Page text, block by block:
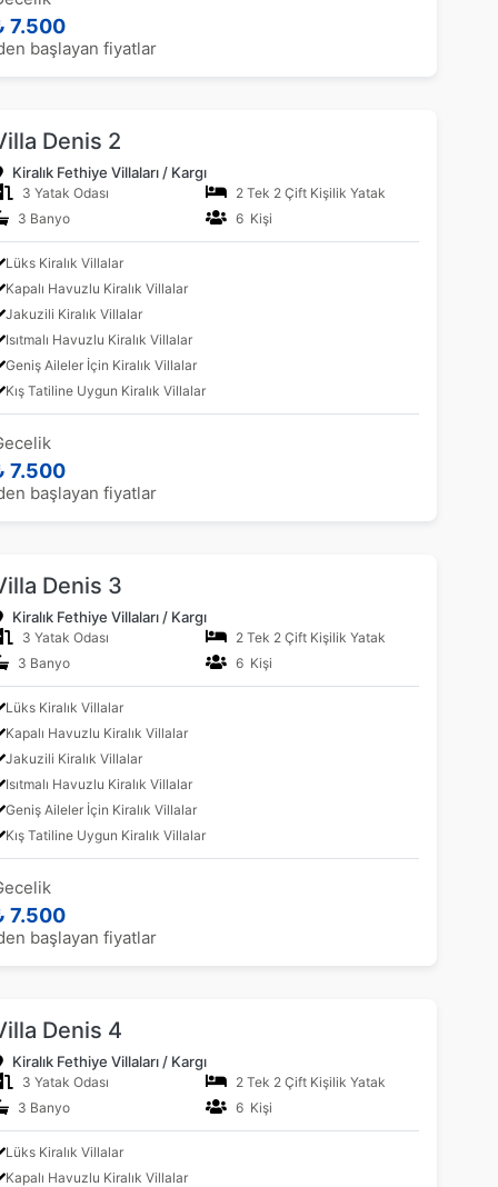
7.500
başlayan fiyatlar
Denis 2
Kiralık Fethiye Villaları / Kargı
3 Yatak Odası
2 Tek 2 Çift Kişilik Yatak
3 Banyo
6 Kişi
Lüks Kiralık Villalar
Kapalı Havuzlu Kiralık Villalar
Jakuzili Kiralık Villalar
Isıtmalı Havuzlu Kiralık Villalar
Geniş Aileler İçin Kiralık Villalar
Kış Tatiline Uygun Kiralık Villalar
7.500
başlayan fiyatlar
Denis 3
Kiralık Fethiye Villaları / Kargı
3 Yatak Odası
2 Tek 2 Çift Kişilik Yatak
3 Banyo
6 Kişi
Lüks Kiralık Villalar
Kapalı Havuzlu Kiralık Villalar
Jakuzili Kiralık Villalar
Isıtmalı Havuzlu Kiralık Villalar
Geniş Aileler İçin Kiralık Villalar
Kış Tatiline Uygun Kiralık Villalar
7.500
başlayan fiyatlar
Denis 4
Kiralık Fethiye Villaları / Kargı
3 Yatak Odası
2 Tek 2 Çift Kişilik Yatak
3 Banyo
6 Kişi
Lüks Kiralık Villalar
Kapalı Havuzlu Kiralık Villalar